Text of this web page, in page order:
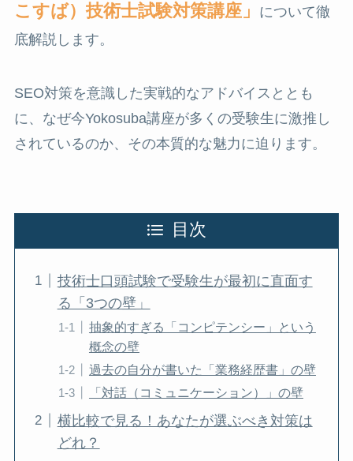
こすば）技術士試験対策講座」
について徹
底解説します。
SEO対策を意識した実戦的なアドバイスととも
に、なぜ今Yokosuba講座が多くの受験生に激推し
されているのか、その本質的な魅力に迫ります。
目次
技術士口頭試験で受験生が最初に直面す
る「3つの壁」
抽象的すぎる「コンピテンシー」という
概念の壁
過去の自分が書いた「業務経歴書」の壁
「対話（コミュニケーション）」の壁
横比較で見る！あなたが選ぶべき対策は
どれ？